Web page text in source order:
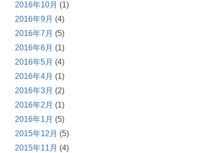
2016年10月 (1)
2016年9月 (4)
2016年7月 (5)
2016年6月 (1)
2016年5月 (4)
2016年4月 (1)
2016年3月 (2)
2016年2月 (1)
2016年1月 (5)
2015年12月 (5)
2015年11月 (4)